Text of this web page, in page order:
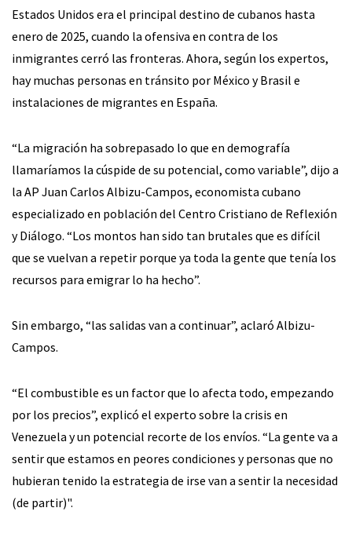
Estados Unidos era el principal destino de cubanos hasta
enero de 2025, cuando la ofensiva en contra de los
inmigrantes cerró las fronteras. Ahora, según los expertos,
hay muchas personas en tránsito por México y Brasil e
instalaciones de migrantes en España.
“La migración ha sobrepasado lo que en demografía
llamaríamos la cúspide de su potencial, como variable”, dijo a
la AP Juan Carlos Albizu-Campos, economista cubano
especializado en población del Centro Cristiano de Reflexión
y Diálogo. “Los montos han sido tan brutales que es difícil
que se vuelvan a repetir porque ya toda la gente que tenía los
recursos para emigrar lo ha hecho”.
Sin embargo, “las salidas van a continuar”, aclaró Albizu-
Campos.
“El combustible es un factor que lo afecta todo, empezando
por los precios”, explicó el experto sobre la crisis en
Venezuela y un potencial recorte de los envíos. “La gente va a
sentir que estamos en peores condiciones y personas que no
hubieran tenido la estrategia de irse van a sentir la necesidad
(de partir)".